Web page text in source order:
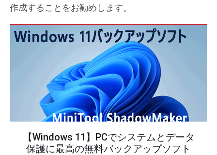
作成することをお勧めします。
【Windows 11】PCでシステムとデータ
保護に最高の無料バックアップソフト